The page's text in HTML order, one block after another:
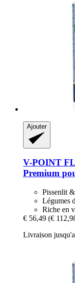
Ajouter
V-POINT
Premium
Pissenlit
Légumes
Riche en
€ 56,49 (€
Livraison